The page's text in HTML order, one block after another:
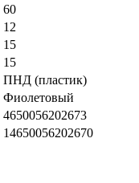
60
12
15
15
ПНД (пластик)
Фиолетовый
4650056202673
14650056202670